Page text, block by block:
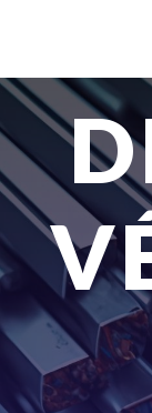
DESTRUCTION DE